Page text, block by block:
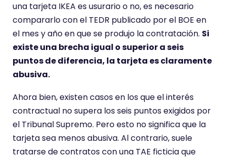
una tarjeta IKEA es usurario o no, es necesario
compararlo con el TEDR publicado por el BOE en
el mes y año en que se produjo la contratación. Si
existe una brecha igual o superior a seis
puntos de diferencia, la tarjeta es claramente
abusiva.
Ahora bien, existen casos en los que el interés
contractual no supera los seis puntos exigidos por
el Tribunal Supremo. Pero esto no significa que la
tarjeta sea menos abusiva. Al contrario, suele
tratarse de contratos con una TAE ficticia que